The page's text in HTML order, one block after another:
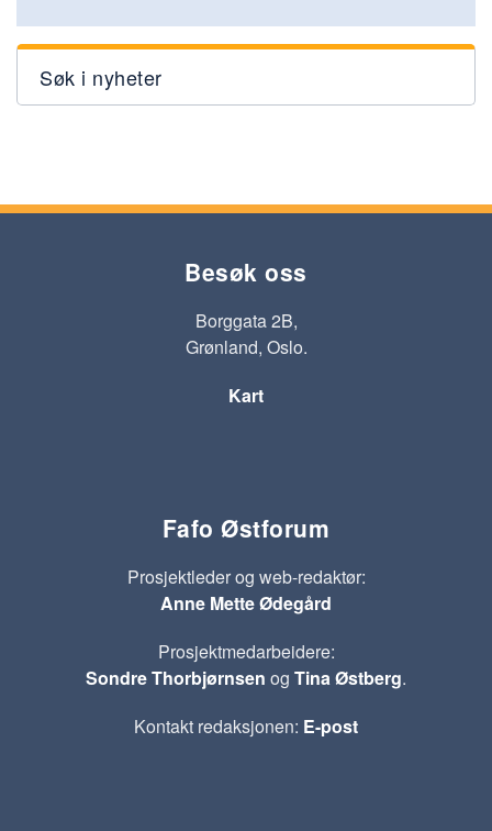
Søk i nyheter
Besøk oss
Borggata 2B,
Grønland, Oslo.
Kart
Fafo Østforum
Prosjektleder og web-redaktør:
Anne Mette Ødegård
Prosjektmedarbeidere:
Sondre Thorbjørnsen og Tina Østberg.
Kontakt redaksjonen: E-post